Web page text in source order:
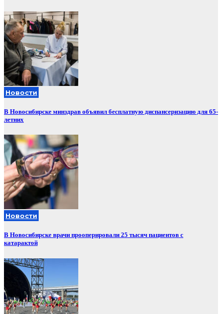
Новости
В Новосибирске минздрав объявил бесплатную диспансеризацию для 65-
летних
Новости
В Новосибирске врачи прооперировали 25 тысяч пациентов с
катарактой